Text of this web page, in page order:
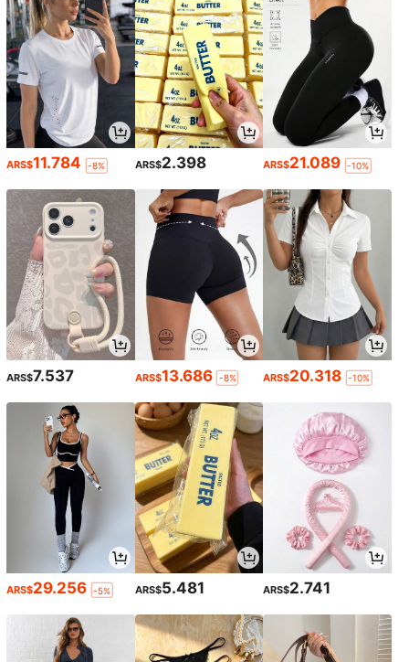
ARS$11.784 -8% ARS$2.398 ARS$21.089 -10%
ARS$7.537 ARS$13.686 -8% ARS$20.318 -10%
ARS$29.256 -5% ARS$5.481 ARS$2.741